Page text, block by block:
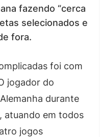
fazendo “cerca
selecionados e
fora.
foi com
jogador do
durante
atuando em todos
jogos